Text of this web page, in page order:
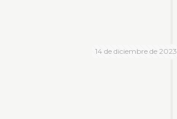
14 de diciembre de 2023